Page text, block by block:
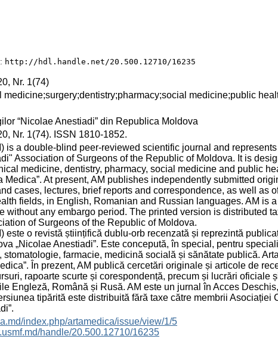
http://hdl.handle.net/20.500.12710/16235
Nr. 1(74)
medicine;surgery;dentistry;pharmacy;social medicine;public
“Nicolae Anestiadi” din Republica Moldova
Nr. 1(74). ISSN 1810-1852.
is a double-blind peer-reviewed scientific journal and
Association of Surgeons of the Republic of Moldova. It is
medicine, dentistry, pharmacy, social medicine and public
Medica”. At present, AM publishes independently submitted
cases, lectures, brief reports and correspondence, as well as
fields, in English, Romanian and Russian languages. AM is
without any embargo period. The printed version is distributed
of Surgeons of the Republic of Moldova.
este o revistă științifică dublu-orb recenzată și reprezintă
„Nicolae Anestiadi”. Este concepută, în special, pentru
stomatologie, farmacie, medicină socială și sănătate publică.
În prezent, AM publică cercetări originale și articole de
rapoarte scurte și corespondență, precum și lucrări oficiale
Engleză, Română și Rusă. AM este un jurnal în Acces
tipărită este distribuită fără taxe către membrii
index.php/artamedica/issue/view/1/5
handle/20.500.12710/16235